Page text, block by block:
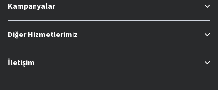
Kampanyalar
Diğer Hizmetlerimiz
İletişim